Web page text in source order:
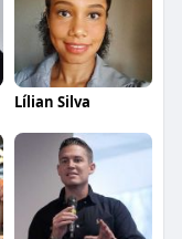
Lílian Silva